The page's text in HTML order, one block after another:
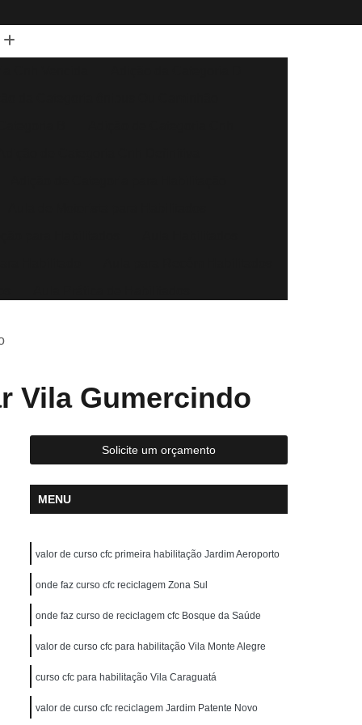
Automóvel
Aula de Direção em Carros
Aulas de Direção para Habilitados
para Carteira a
Auto Escola para Cnh
Auto Escola para Fazer Reciclagem
para Idosos
Escola para Primeira Habilitação
Auto Escola para Renovação de CNH
Carteira de Motorista Auto Escola
de Motorista Categoria D
Carteira de Motorista de Moto
Carteira de Motorista Definitiva
Vila Gumercindo
Solicite um orçamento
MENU
valor de curso cfc primeira habilitação Jardim Aeroporto
onde faz curso cfc reciclagem Zona Sul
onde faz curso de reciclagem cfc Bosque da Saúde
valor de curso cfc para habilitação Vila Monte Alegre
curso cfc para habilitação Vila Caraguatá
valor de curso cfc reciclagem Jardim Patente Novo